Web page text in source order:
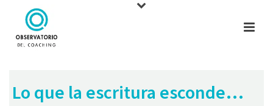
Lo que la escritura esconde…